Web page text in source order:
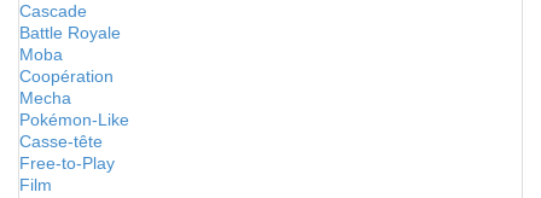
Cascade
Battle Royale
Moba
Coopération
Mecha
Pokémon-Like
Casse-tête
Free-to-Play
Film